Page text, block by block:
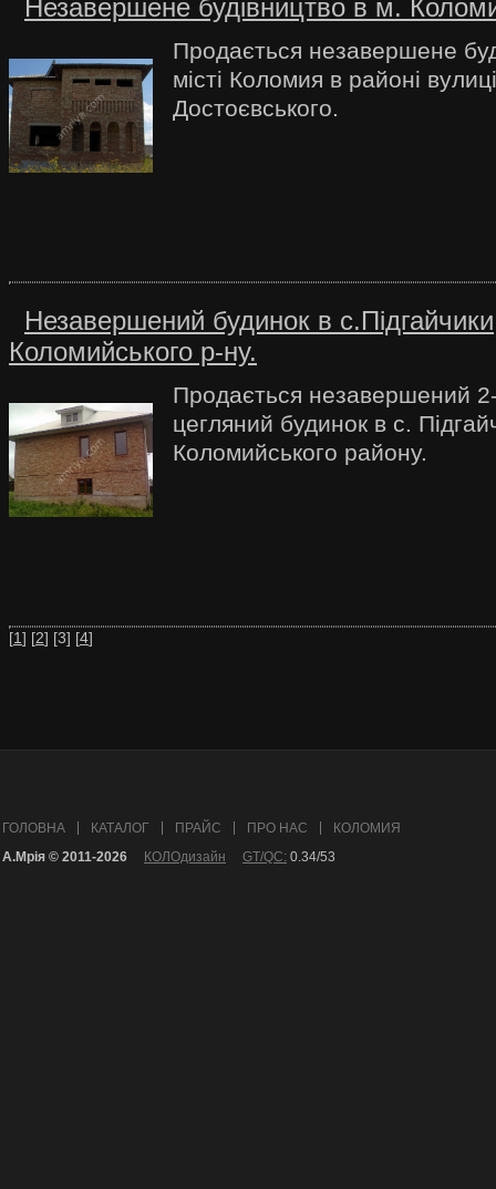
Незавершене будівництво в м.
Продається незавершене
місті Коломия в районі вулиці
Достоєвського.
Незавершений будинок в с.Підгайчики
Коломийського р-ну.
Продається незавершений
цегляний будинок в с.
Коломийського району.
[1] [2] [3] [4]
ГОЛОВНА КАТАЛОГ ПРАЙС ПРО НАС КОЛОМИЯ
А.Mрія © 2011-2026 КОЛОдизайн GT/QC: 0.34/53